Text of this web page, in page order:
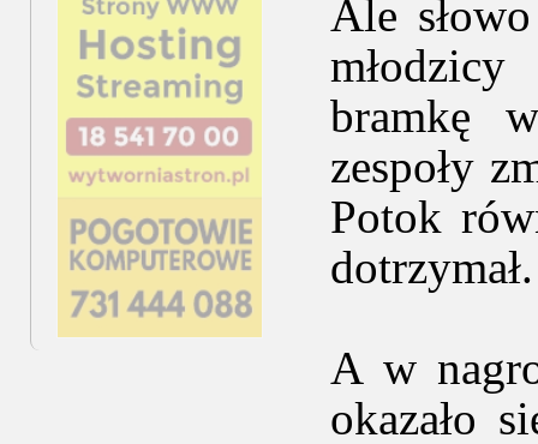
Ale
bramkę
zespoły
Potok
dotrzymał.
A w
okazało